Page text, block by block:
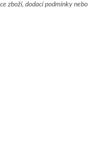
zboží, dodací podmínky nebo